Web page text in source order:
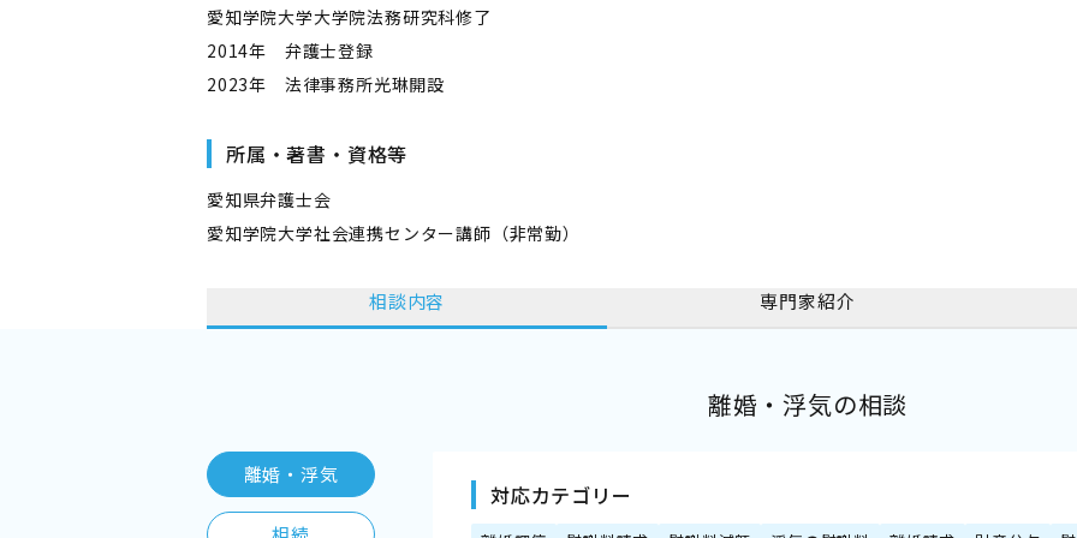
愛知学院大学大学院法務研究科修了
2014年 弁護士登録
2023年 法律事務所光琳開設
所属・著書・資格等
愛知県弁護士会
愛知学院大学社会連携センター講師（非常勤）
相談内容 専門家紹介
離婚・浮気の相談
離婚・浮気
対応カテゴリー